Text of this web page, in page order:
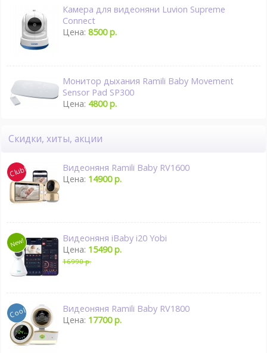
Камера для видеоняни Luvion Supreme
Connect
Цена:8500 р.
Монитор дыхания Ramili Baby Movement
Sensor Pad SP300
Цена: 4800 р.
Скидки, хиты, акции
Видеоняня Ramili Baby RV1600
Цена: 14900 р.
Видеоняня iBaby i20 Yobi
Цена: 15490 р.
16990 р.
Видеоняня Ramili Baby RV1800
Цена: 17700 р.